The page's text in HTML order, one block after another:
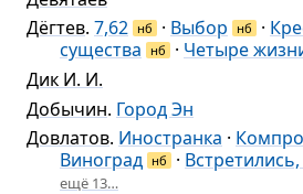
Дёгтев. 7,62 нб · Выбор нб ·
существа
нб · Четыре
Дик И. И.
Добычин. Город Эн
Довлатов. Иностранка ·
Виноград нб ·
ещё 13…